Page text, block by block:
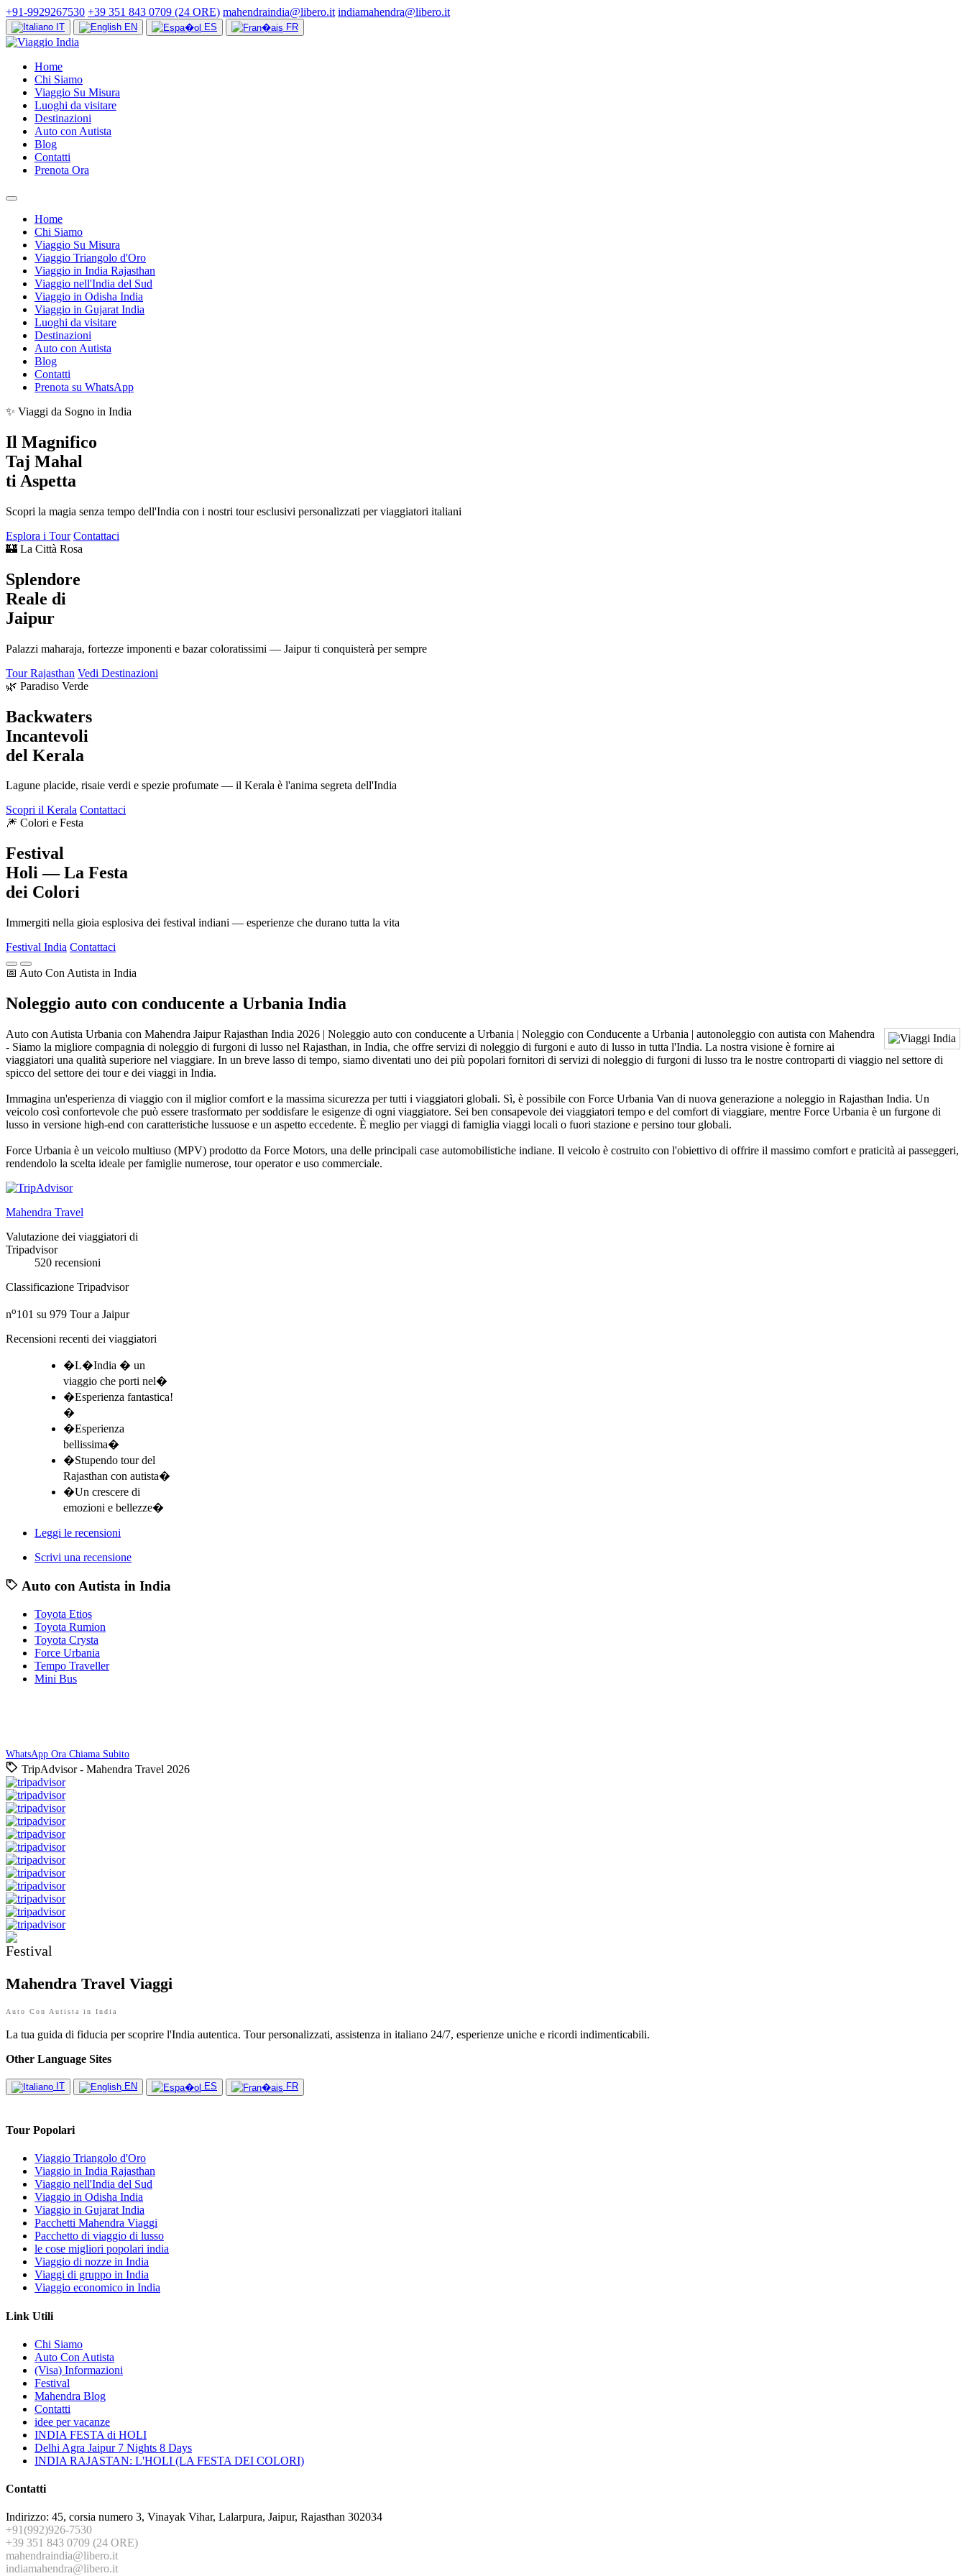
+91-9929267530 +39 351 843 0709 (24 ORE) mahendraindia@libero.it indiamahendra@libero.it
IT EN ES FR
Home
Chi Siamo
Viaggio Su Misura
Luoghi da visitare
Destinazioni
Auto con Autista
Blog
Contatti
Prenota Ora
Home
Chi Siamo
Viaggio Su Misura
Viaggio Triangolo d'Oro
Viaggio in India Rajasthan
Viaggio nell'India del Sud
Viaggio in Odisha India
Viaggio in Gujarat India
Luoghi da visitare
Destinazioni
Auto con Autista
Blog
Contatti
Prenota su WhatsApp
📅 Auto Con Autista in India
Noleggio auto con conducente a Urbania India
Auto con Autista Urbania con Mahendra Jaipur Rajasthan India 2026 | Noleggio auto con conducente a Urbania | Noleggio con Conducente a Urbania | autonoleggio con autista con Mahendra
- Siamo la migliore compagnia di noleggio di furgoni di lusso nel Rajasthan, in India, che offre servizi di noleggio di furgoni e auto di lusso in tutta l'India. La nostra visione è fornire ai
viaggiatori una qualità superiore nel viaggiare. In un breve lasso di tempo, siamo diventati uno dei più popolari fornitori di servizi di noleggio di furgoni di lusso tra le nostre controparti di viaggio nel settore di
spicco del settore dei tour e dei viaggi in India.
Immagina un'esperienza di viaggio con il miglior comfort e la massima sicurezza per tutti i viaggiatori globali. Sì, è possibile con Force Urbania Van di nuova generazione a noleggio in Rajasthan India. Un
veicolo così confortevole che può essere trasformato per soddisfare le esigenze di ogni viaggiatore. Sei ben consapevole dei viaggiatori tempo e del comfort di viaggiare, mentre Force Urbania è un furgone di
lusso in versione high-end con caratteristiche lussuose e un aspetto eccedente. È meglio per viaggi di famiglia viaggi locali o fuori stazione e persino tour globali.
Force Urbania è un veicolo multiuso (MPV) prodotto da Force Motors, una delle principali case automobilistiche indiane. Il veicolo è costruito con l'obiettivo di offrire il massimo comfort e praticità ai passeggeri,
rendendolo la scelta ideale per famiglie numerose, tour operator e uso commerciale.
Mahendra Travel
Valutazione dei viaggiatori di
Tripadvisor
520 recensioni
Classificazione Tripadvisor
no101 su 979 Tour a Jaipur
Recensioni recenti dei viaggiatori
�L�India � un
viaggio che porti nel�
�Esperienza fantastica!
�
�Esperienza
bellissima�
�Stupendo tour del
Rajasthan con autista�
�Un crescere di
emozioni e bellezze�
Leggi le recensioni
Scrivi una recensione
Auto con Autista in India
Toyota Etios
Toyota Rumion
Toyota Crysta
Force Urbania
Tempo Traveller
Mini Bus
WhatsApp Ora Chiama Subito
TripAdvisor - Mahendra Travel 2026
Mahendra Travel Viaggi
Auto Con Autista in India
La tua guida di fiducia per scoprire l'India autentica. Tour personalizzati, assistenza in italiano 24/7, esperienze uniche e ricordi indimenticabili.
Other Language Sites
IT EN ES FR
Tour Popolari
Viaggio Triangolo d'Oro
Viaggio in India Rajasthan
Viaggio nell'India del Sud
Viaggio in Odisha India
Viaggio in Gujarat India
Pacchetti Mahendra Viaggi
Pacchetto di viaggio di lusso
le cose migliori popolari india
Viaggio di nozze in India
Viaggi di gruppo in India
Viaggio economico in India
Link Utili
Chi Siamo
Auto Con Autista
(Visa) Informazioni
Festival
Mahendra Blog
Contatti
idee per vacanze
INDIA FESTA di HOLI
Delhi Agra Jaipur 7 Nights 8 Days
INDIA RAJASTAN: L'HOLI (LA FESTA DEI COLORI)
Contatti
Indirizzo: 45, corsia numero 3, Vinayak Vihar, Lalarpura, Jaipur, Rajasthan 302034
+91(992)926-7530
+39 351 843 0709 (24 ORE)
mahendraindia@libero.it
indiamahendra@libero.it